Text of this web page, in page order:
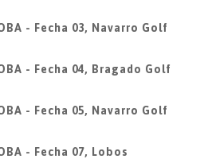
- Fecha 03, Navarro Golf
- Fecha 04, Bragado Golf
- Fecha 05, Navarro Golf
- Fecha 07, Lobos